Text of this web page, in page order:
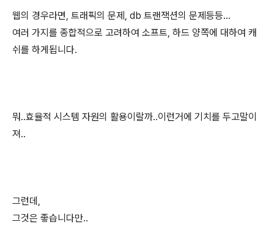
웹의 경우라면, 트래픽의 문제, db 트랜잭션의 문제등등...
여러 가지를 종합적으로 고려하여 소프트, 하드 양쪽에 대하여 캐
쉬를 하게됩니다.
뭐..효율적 시스템 자원의 활용이랄까..이런거에 기치를 두고말이
져..
그런데,
그것은 좋습니다만..